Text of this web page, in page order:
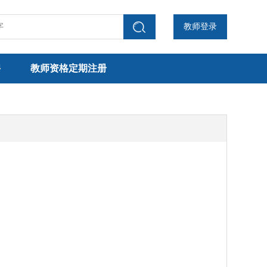
教师登录
教师资格定期注册